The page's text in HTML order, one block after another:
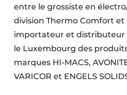
entre le grossiste en
division Thermo Comfort et
importateur et distributeur
le Luxembourg des
marques HI-MACS,
VARICOR et ENGELS